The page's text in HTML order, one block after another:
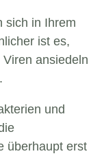
sich in Ihrem
ist es,
ansiedeln
und
überhaupt erst